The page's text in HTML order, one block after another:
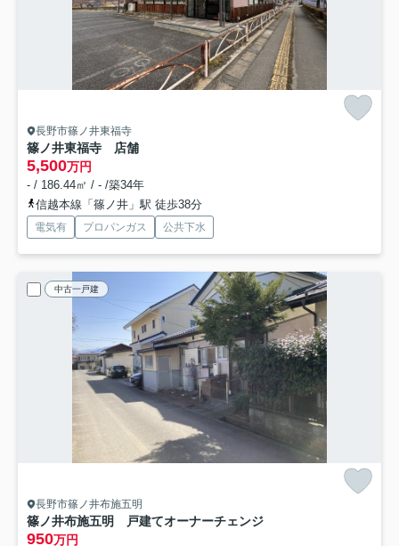
長野市篠ノ井東福寺
篠ノ井東福寺 店舗
5,500万円
- / 186.44㎡ / - /築34年
信越本線「篠ノ井」駅 徒歩38分
電気有 プロパンガス 公共下水
中古一戸建
長野市篠ノ井布施五明
篠ノ井布施五明 戸建てオーナーチェンジ
950万円